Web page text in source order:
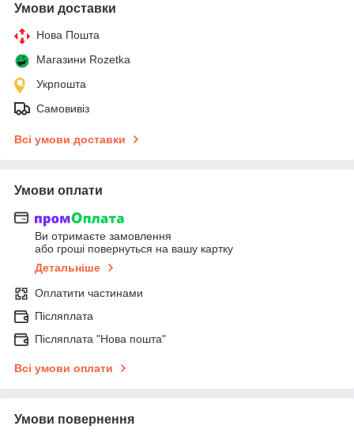
Умови доставки
Нова Пошта
Магазини Rozetka
Укрпошта
Самовивіз
Всі умови доставки
Умови оплати
Ви отримаєте замовлення
або гроші повернуться на вашу картку
Детальніше
Оплатити частинами
Післяплата
Післяплата "Нова пошта"
Всі умови оплати
Умови повернення